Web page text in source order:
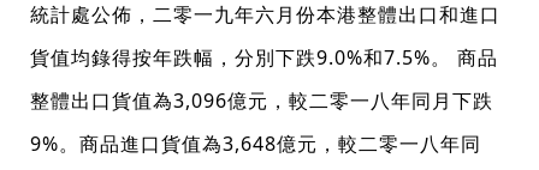
統計處公佈，二零一九年六月份本港整體出口和進口
貨值均錄得按年跌幅，分別下跌9.0%和7.5%。 商品
整體出口貨值為3,096億元，較二零一八年同月下跌
9%。商品進口貨值為3,648億元，較二零一八年同